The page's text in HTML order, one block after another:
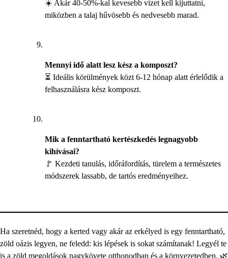
☀️ Akár 40-50%-kal kevesebb vizet kell kijuttatni,
miközben a talaj hűvösebb és nedvesebb marad.
Mennyi idő alatt lesz kész a komposzt?
⏳ Ideális körülmények közt 6-12 hónap alatt érlelődik a
felhasználásra kész komposzt.
Mik a fenntartható kertészkedés legnagyobb
kihívásai?
🚩 Kezdeti tanulás, időráfordítás, türelem a természetes
módszerek lassabb, de tartós eredményeihez.
Ha szeretnéd, hogy a kerted vagy akár az erkélyed is egy fenntartható,
zöld oázis legyen, ne feledd: kis lépések is sokat számítanak! Legyél te
is a zöld megoldások nagykövete otthonodban és a környezetedben. 🌿